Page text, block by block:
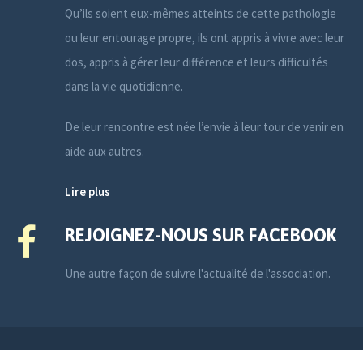
Qu’ils soient eux-mêmes atteints de cette pathologie
ou leur entourage propre, ils ont appris à vivre avec leur
dos, appris à gérer leur différence et leurs difficultés
dans la vie quotidienne.
De leur rencontre est née l’envie à leur tour de venir en
aide aux autres.
Lire plus
REJOIGNEZ-NOUS SUR FACEBOOK
Une autre façon de suivre l'actualité de l'association.